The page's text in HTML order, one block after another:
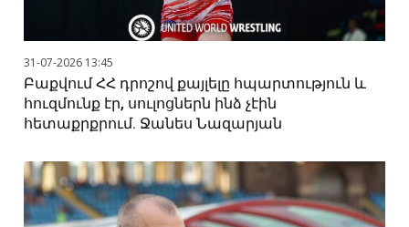
31-07-2026 13:45
Բաքվում ՀՀ դրոշով քայլելը հպարտություն և
հուզմունք էր, սուլոցներն ինձ չէին
հետաքրքրում. Ջանես Նազարյան